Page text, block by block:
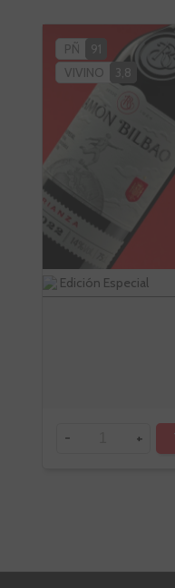
PÑ
91
VIVINO
3,8
Edición Especial
- +